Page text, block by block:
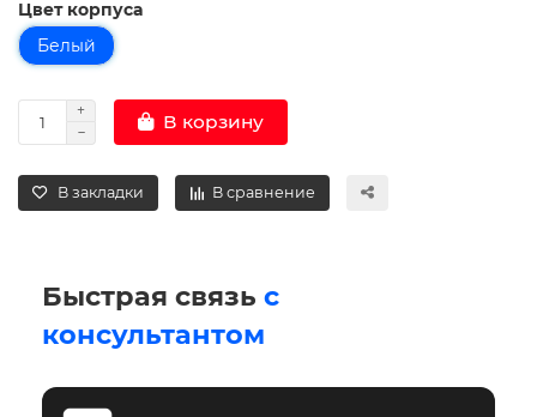
Цвет корпуса
Белый
В корзину
В закладки В сравнение
Быстрая связь с
консультантом